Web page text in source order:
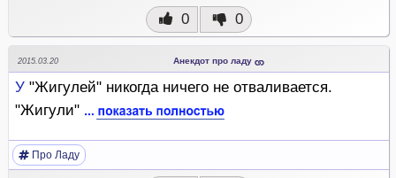
0 0
2015.03.20 Анекдот про ладу
У "Жигулей" никогда ничего не отваливается.
"Жигули"
Про Ладу